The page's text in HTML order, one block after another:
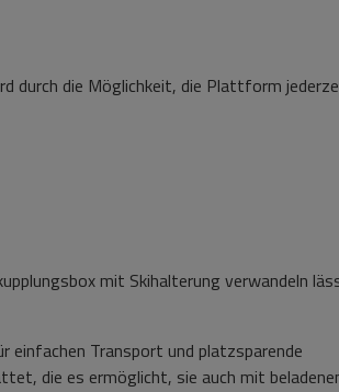
durch die Möglichkeit, die Plattform
mit Skihalterung verwandeln
einfachen Transport und platzsparende
die es ermöglicht, sie auch mit